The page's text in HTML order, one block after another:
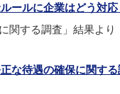
ールに企業はどう対
関する調査」結果より
な待遇の確保に関す